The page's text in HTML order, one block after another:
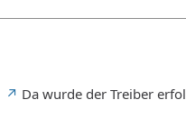
Da wurde der Treiber